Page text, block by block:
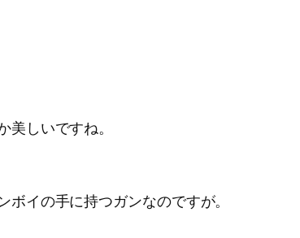
しいですね。
イの手に持つガンなのですが。